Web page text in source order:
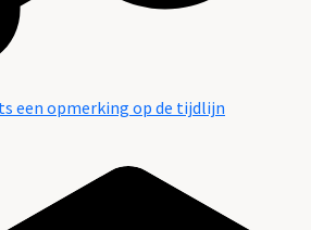
een opmerking op de tijdlijn